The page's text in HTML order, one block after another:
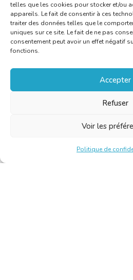
telles que les cookies pour stocker et/ou
appareils. Le fait de consentir à ces
traiter des données telles que le
uniques sur ce site. Le fait de ne pas
consentement peut avoir un effet négatif
fonctions.
Accepter
Refuser
Voir les
Politique de